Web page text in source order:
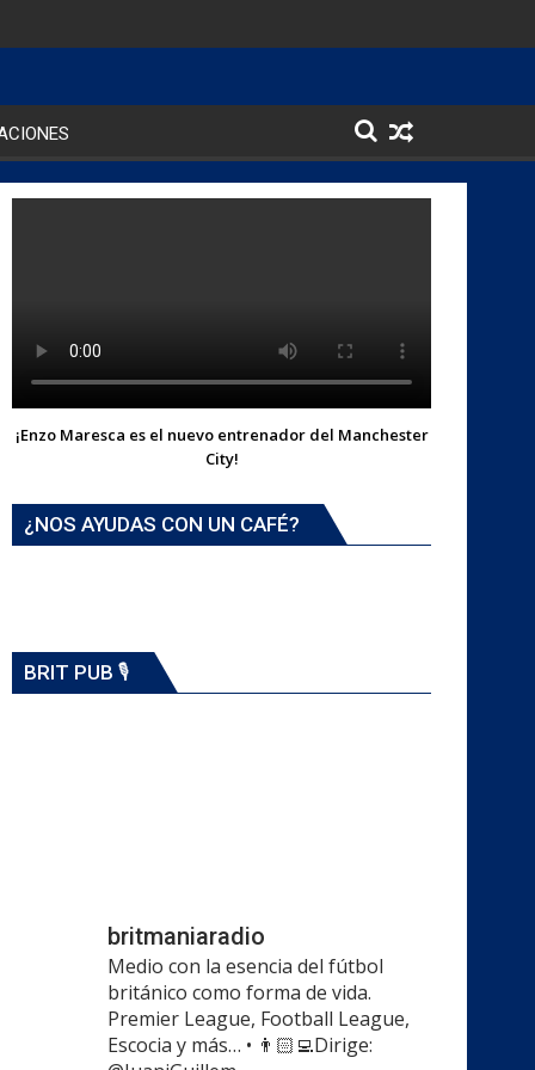
¡Enzo Maresca es el nuevo entrenador del Manchester
City!
¿NOS AYUDAS CON UN CAFÉ?
BRIT PUB 🎙️
britmaniaradio
Medio con la esencia del fútbol
británico como forma de vida.
Premier League, Football League,
Escocia y más… • 👨🏻‍💻Dirige: